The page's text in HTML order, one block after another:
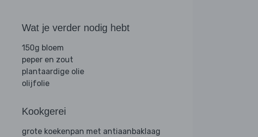
Wat je verder nodig hebt
150g bloem
peper en zout
plantaardige olie
olijfolie
Kookgerei
grote koekenpan met antiaanbaklaag